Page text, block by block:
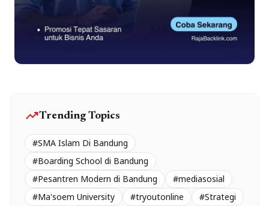
trending_upTrending Topics
#SMA Islam Di Bandung
#Boarding School di Bandung
#Pesantren Modern di Bandung
#mediasosial
#Ma'soem University
#tryoutonline
#Strategi